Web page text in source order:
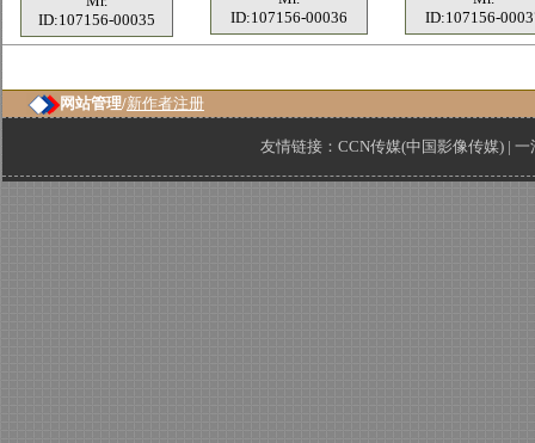
ID:107156-00035
ID:107156-00036
ID:107156-
网站管理/新作者注册
友情链接： CCN传媒(中国影像传媒) | 一